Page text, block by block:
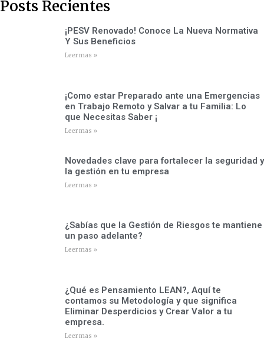
Posts Recientes
¡PESV Renovado! Conoce La Nueva Normativa
Y Sus Beneficios
Leer mas »
¡Como estar Preparado ante una Emergencias
en Trabajo Remoto y Salvar a tu Familia: Lo
que Necesitas Saber ¡
Leer mas »
Novedades clave para fortalecer la seguridad y
la gestión en tu empresa
Leer mas »
¿Sabías que la Gestión de Riesgos te mantiene
un paso adelante?
Leer mas »
¿Qué es Pensamiento LEAN?, Aquí te
contamos su Metodología y que significa
Eliminar Desperdicios y Crear Valor a tu
empresa.
Leer mas »